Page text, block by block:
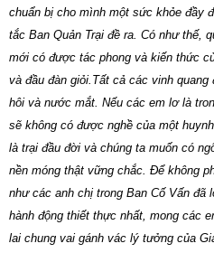
chuẩn bị cho mình một sức khỏe đầy
tắc Ban Quản Trại đề ra. Có như thế,
mới có được tác phong và kiến thức
và đầu đàn giỏi.Tất cả các vinh
hôi và nước mắt. Nếu các em lơ là
sẽ không có được nghề của một
là trại đầu đời và chúng ta muốn có
nền móng thật vững chắc. Để không
như các anh chị trong Ban Cố Vấn đã
hành động thiết thực nhất, mong các
lai chung vai gánh vác lý tưởng của